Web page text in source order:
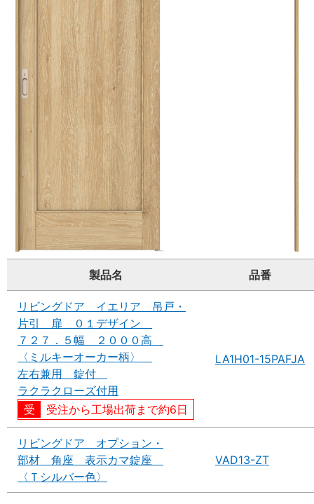
製品名 品番
リビングドア イエリア 吊戸・
片引 扉 ０１デザイン
７２７．５幅 ２０００高
〈ミルキーオーカー柄〉
左右兼用 錠付
ラクラクローズ付用
受注から工場出荷まで約6日
LA1H01-15PAFJA
リビングドア オプション・
部材 角座 表示カマ錠座
〈Ｔシルバー色〉
VAD13-ZT